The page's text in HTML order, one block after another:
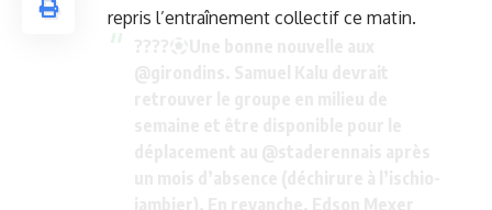
repris l’entraînement collectif ce matin.